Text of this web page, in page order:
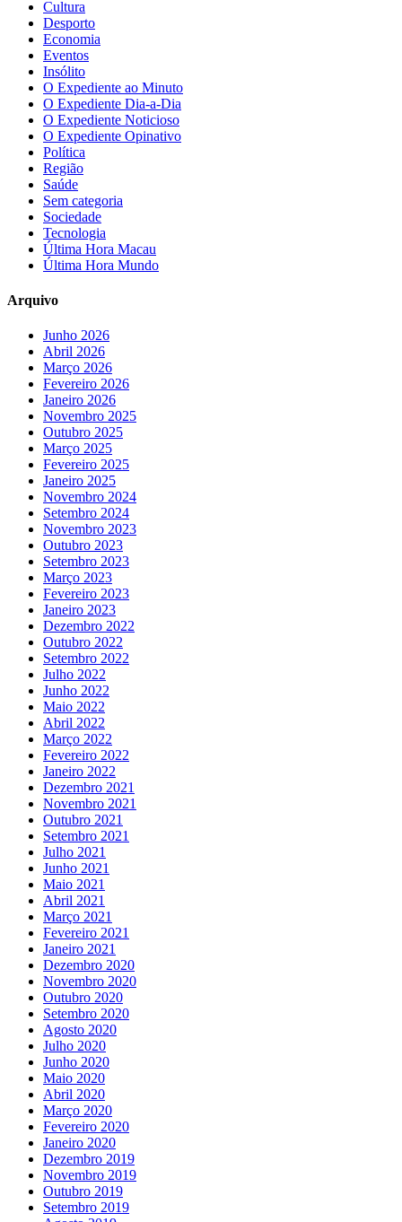
Cultura
Desporto
Economia
Eventos
Insólito
O Expediente ao Minuto
O Expediente Dia-a-Dia
O Expediente Noticioso
O Expediente Opinativo
Política
Região
Saúde
Sem categoria
Sociedade
Tecnologia
Última Hora Macau
Última Hora Mundo
Arquivo
Junho 2026
Abril 2026
Março 2026
Fevereiro 2026
Janeiro 2026
Novembro 2025
Outubro 2025
Março 2025
Fevereiro 2025
Janeiro 2025
Novembro 2024
Setembro 2024
Novembro 2023
Outubro 2023
Setembro 2023
Março 2023
Fevereiro 2023
Janeiro 2023
Dezembro 2022
Outubro 2022
Setembro 2022
Julho 2022
Junho 2022
Maio 2022
Abril 2022
Março 2022
Fevereiro 2022
Janeiro 2022
Dezembro 2021
Novembro 2021
Outubro 2021
Setembro 2021
Julho 2021
Junho 2021
Maio 2021
Abril 2021
Março 2021
Fevereiro 2021
Janeiro 2021
Dezembro 2020
Novembro 2020
Outubro 2020
Setembro 2020
Agosto 2020
Julho 2020
Junho 2020
Maio 2020
Abril 2020
Março 2020
Fevereiro 2020
Janeiro 2020
Dezembro 2019
Novembro 2019
Outubro 2019
Setembro 2019